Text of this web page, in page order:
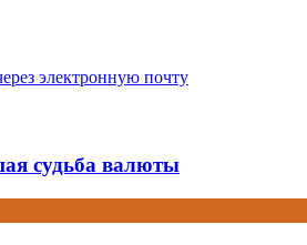
электронную почту
судьба валюты